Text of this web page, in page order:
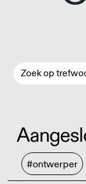
#ontwerper